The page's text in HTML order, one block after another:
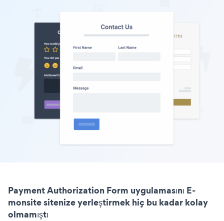
Payment Authorization Form uygulamasını E-
monsite sitenize yerleştirmek hiç bu kadar kolay
olmamıştı